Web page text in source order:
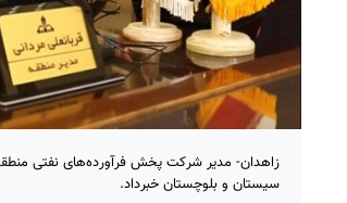
زاهدان- مدیر شرکت پخش فرآورده‌های نفتی
سیستان و بلوچستان خبرداد.